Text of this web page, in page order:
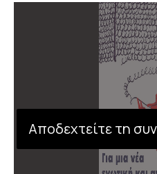
Αποδεχτείτε τη